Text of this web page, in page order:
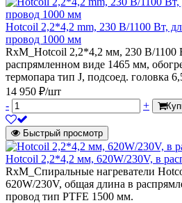
Hotcoil 2,2*4,2 mm, 230 В/1100 Вт,
провод 1000 мм
RxM_Hotcoil 2,2*4,2 мм, 230 В/1100
распрямленном виде 1465 мм,
термопара тип J, подсоед. головка
14 950 ₽/шт
-
+
Быстрый просмотр
Hotcoil 2,2*4,2 мм, 620W/230V, в
RxM_Спиральные нагреватели
620W/230V, общая длина в
провод тип PTFE 1500 мм.